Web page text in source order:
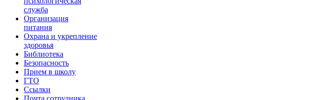
служба
Организация
питания
Охрана и укрепление
здоровья
Библиотека
Безопасность
Прием в школу
ГТО
Ссылки